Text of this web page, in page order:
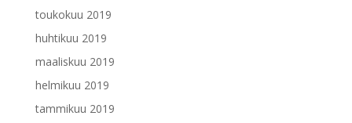
toukokuu 2019
huhtikuu 2019
maaliskuu 2019
helmikuu 2019
tammikuu 2019